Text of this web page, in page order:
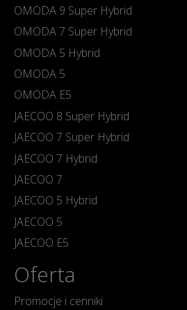
OMODA 9 Super Hybrid
OMODA 7 Super Hybrid
OMODA 5 Hybrid
OMODA 5
OMODA E5
JAECOO 8 Super Hybrid
JAECOO 7 Super Hybrid
JAECOO 7 Hybrid
JAECOO 7
JAECOO 5 Hybrid
JAECOO 5
JAECOO E5
Oferta
Promocje i cenniki